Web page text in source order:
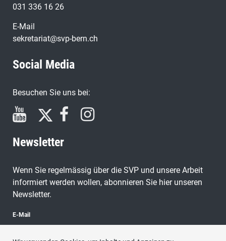
031 336 16 26
E-Mail
sekretariat@svp-bern.ch
Social Media
Besuchen Sie uns bei:
Newsletter
Wenn Sie regelmässig über die SVP und unsere Arbeit
informiert werden wollen, abonnieren Sie hier unseren
Newsletter.
E-Mail